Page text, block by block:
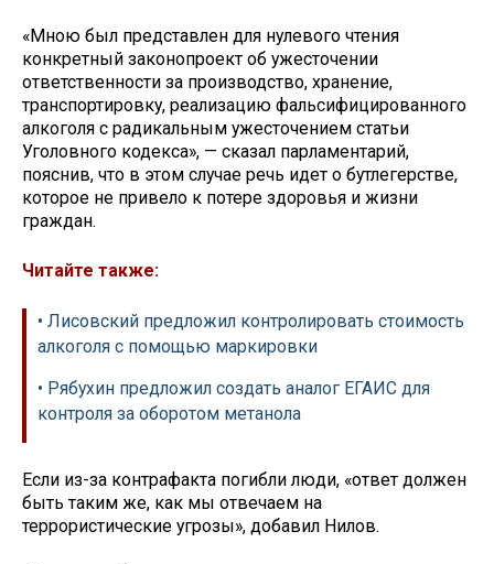
«Мною был представлен для нулевого чтения
конкретный законопроект об ужесточении
ответственности за производство, хранение,
транспортировку, реализацию фальсифицированного
алкоголя с радикальным ужесточением статьи
Уголовного кодекса», — сказал парламентарий,
пояснив, что в этом случае речь идет о бутлегерстве,
которое не привело к потере здоровья и жизни
граждан.
Читайте также:
• Лисовский предложил контролировать стоимость
алкоголя с помощью маркировки
• Рябухин предложил создать аналог ЕГАИС для
контроля за оборотом метанола
Если из-за контрафакта погибли люди, «ответ должен
быть таким же, как мы отвечаем на
террористические угрозы», добавил Нилов.